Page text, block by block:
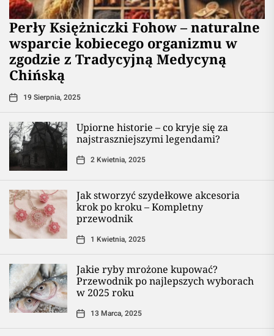
Perły Księżniczki Fohow – naturalne
wsparcie kobiecego organizmu w
zgodzie z Tradycyjną Medycyną
Chińską
19 Sierpnia, 2025
Upiorne historie – co kryje się za
najstraszniejszymi legendami?
2 Kwietnia, 2025
Jak stworzyć szydełkowe akcesoria
krok po kroku – Kompletny
przewodnik
1 Kwietnia, 2025
Jakie ryby mrożone kupować?
Przewodnik po najlepszych wyborach
w 2025 roku
13 Marca, 2025